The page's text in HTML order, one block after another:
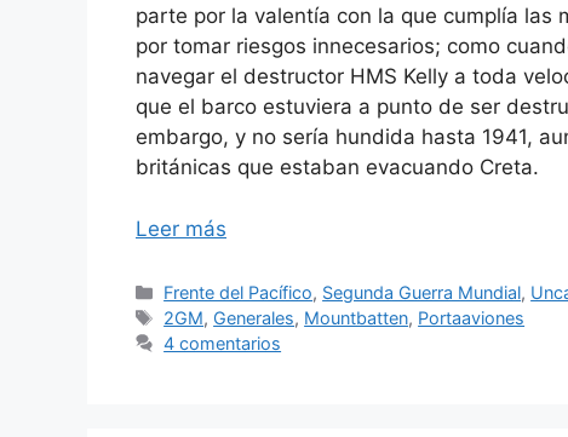
parte por la valentía con la que cumplía las
por tomar riesgos innecesarios; como
navegar el destructor HMS Kelly a toda
que el barco estuviera a punto de ser
embargo, y no sería hundida hasta 1941,
británicas que estaban evacuando Creta.
Leer más
Categorías
Frente del Pacífico, Segunda Guerra Mundial,
Etiquetas
2GM, Generales, Mountbatten, Portaaviones
4 comentarios